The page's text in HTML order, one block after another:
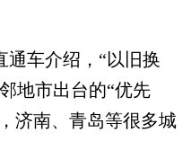
车介绍，“以旧换
地市出台的“优先
济南、青岛等很多城